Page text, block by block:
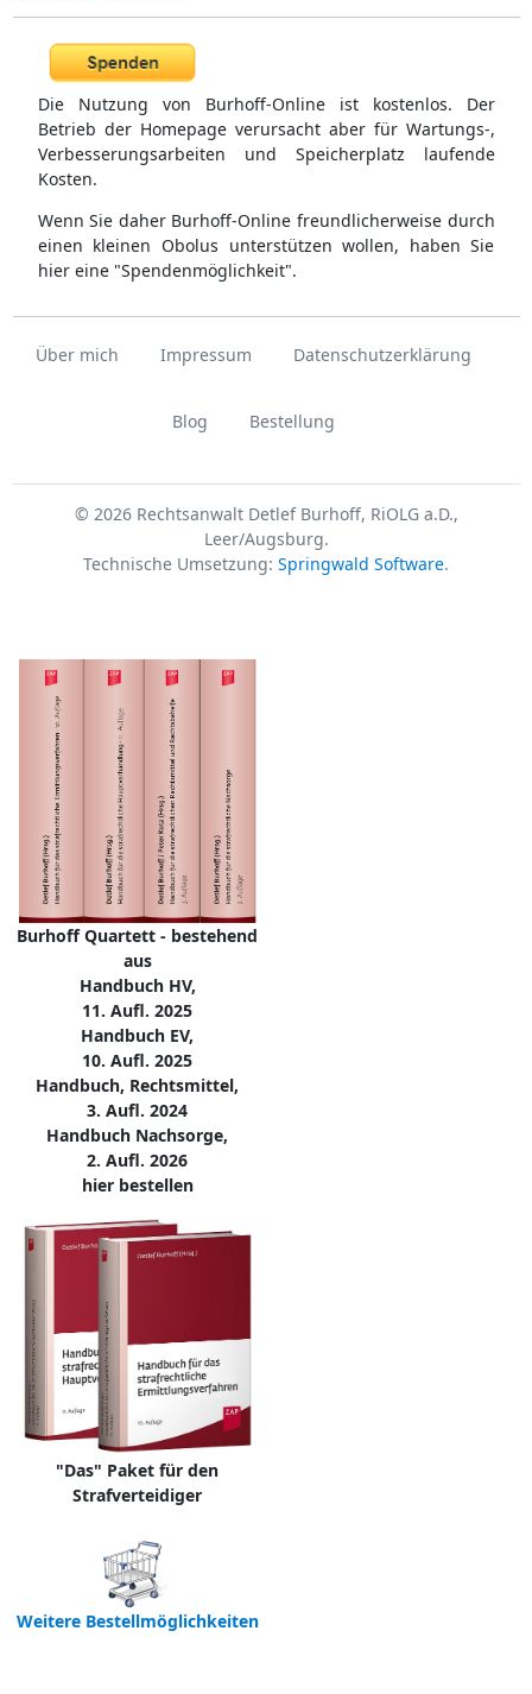
Die Nutzung von Burhoff-Online ist kostenlos. Der
Betrieb der Homepage verursacht aber für Wartungs-,
Verbesserungsarbeiten und Speicherplatz laufende
Kosten.
Wenn Sie daher Burhoff-Online freundlicherweise durch
einen kleinen Obolus unterstützen wollen, haben Sie
hier eine "Spendenmöglichkeit".
Über mich Impressum Datenschutzerklärung
Blog Bestellung
© 2026 Rechtsanwalt Detlef Burhoff, RiOLG a.D.,
Leer/Augsburg.
Technische Umsetzung: Springwald Software.
Burhoff Quartett - bestehend
aus
Handbuch HV,
11. Aufl. 2025
Handbuch EV,
10. Aufl. 2025
Handbuch, Rechtsmittel,
3. Aufl. 2024
Handbuch Nachsorge,
2. Aufl. 2026
hier bestellen
"Das" Paket für den
Strafverteidiger
Weitere Bestellmöglichkeiten